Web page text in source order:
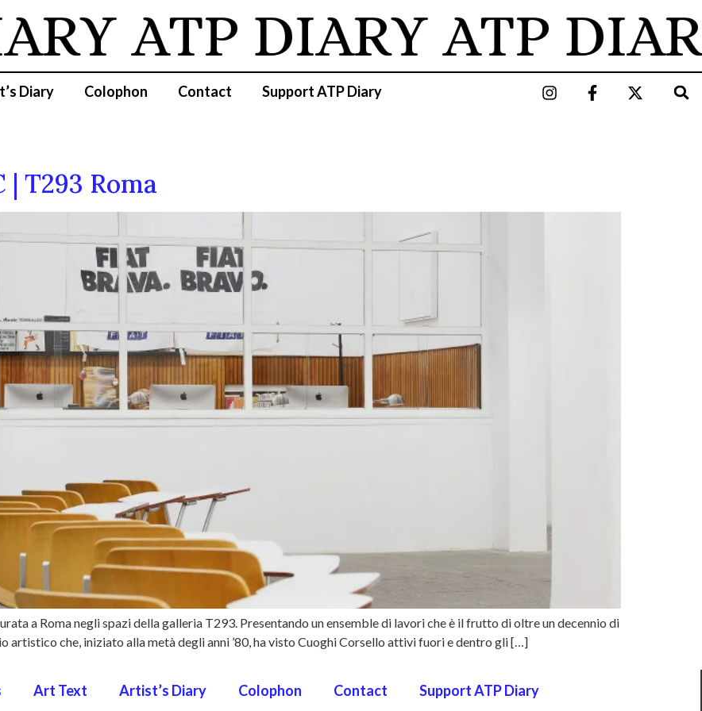
ATP DIARY ATP
Diary Colophon Contact Support ATP Diary
| T293 Roma
a Roma negli spazi della galleria T293. Presentando un ensemble di lavori che è il frutto di oltre un decennio di
artistico che, iniziato alla metà degli anni ’80, ha visto Cuoghi Corsello attivi fuori e dentro gli […]
Art Text Artist’s Diary Colophon Contact Support ATP Diary